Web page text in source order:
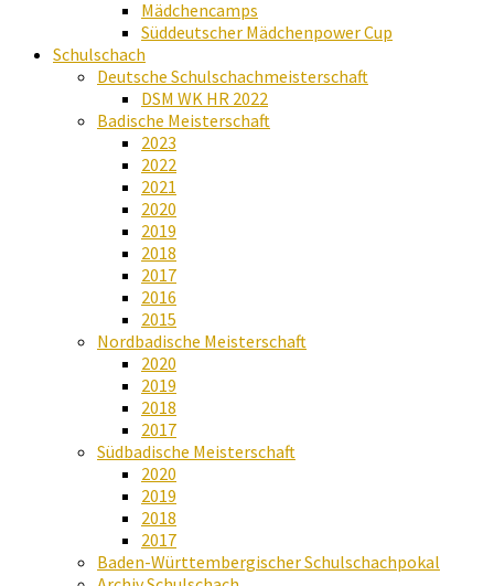
Mädchencamps
Süddeutscher Mädchenpower Cup
Schulschach
Deutsche Schulschachmeisterschaft
DSM WK HR 2022
Badische Meisterschaft
2023
2022
2021
2020
2019
2018
2017
2016
2015
Nordbadische Meisterschaft
2020
2019
2018
2017
Südbadische Meisterschaft
2020
2019
2018
2017
Baden-Württembergischer Schulschachpokal